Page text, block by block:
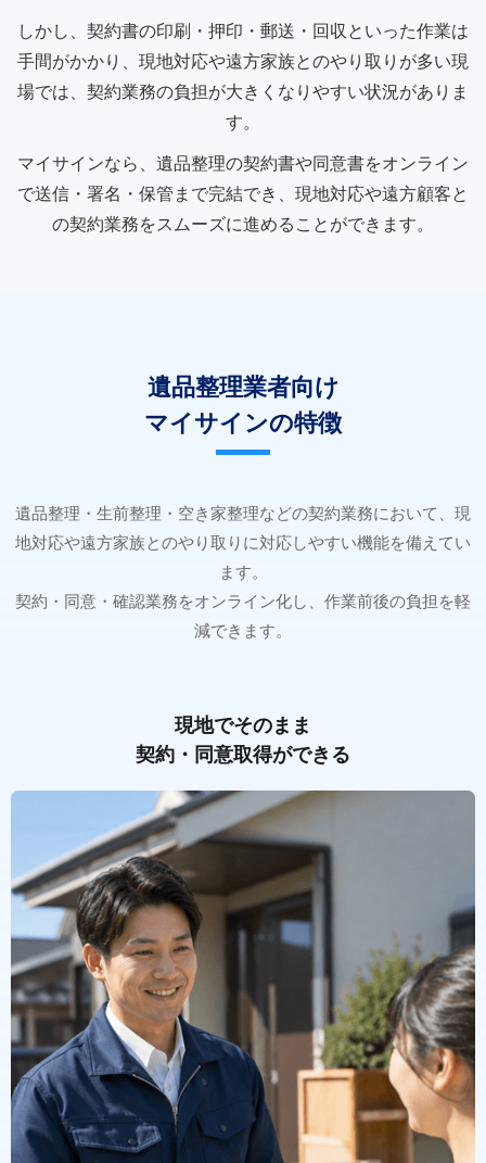
しかし、契約書の印刷・押印・郵送・回収といった作業は
手間がかかり、現地対応や遠方家族とのやり取りが多い現
場では、契約業務の負担が大きくなりやすい状況がありま
す。
マイサインなら、遺品整理の契約書や同意書をオンライン
で送信・署名・保管まで完結でき、現地対応や遠方顧客と
の契約業務をスムーズに進めることができます。
遺品整理業者向け
マイサインの特徴
遺品整理・生前整理・空き家整理などの契約業務において、現
地対応や遠方家族とのやり取りに対応しやすい機能を備えてい
ます。
契約・同意・確認業務をオンライン化し、作業前後の負担を軽
減できます。
現地でそのまま
契約・同意取得ができる